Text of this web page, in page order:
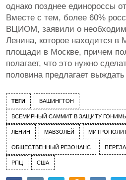
однако позднее единороссы
Вместе с тем, более 60%
ВЦИОМ, заявили о
Ленина, которое находится в
площади в Москве, причем
полагает, что это нужно
половина предлагает
ТЕГИ ВАШИНГТОН
ВСЕМИРНЫЙ САММИТ В ЗАЩИТУ
ЛЕНИН МАВЗОЛЕЙ
ОБЩЕСТВЕННЫЙ РЕЗОНАНС
РПЦ США